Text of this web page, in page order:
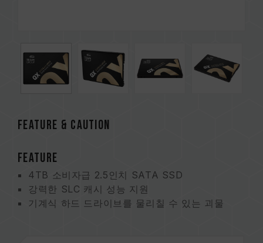
FEATURE & CAUTION
FEATURE
4TB 소비자급 2.5인치 SATA SSD
강력한 SLC 캐시 성능 지원
기계식 하드 드라이브를 물리칠 수 있는 괴물